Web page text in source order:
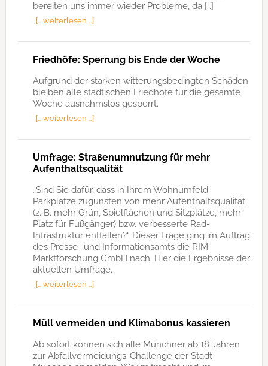
bereiten uns immer wieder Probleme, da […]
[… weiterlesen …]
Friedhöfe: Sperrung bis Ende der Woche
Aufgrund der starken witterungsbedingten Schäden
bleiben alle städtischen Friedhöfe für die gesamte
Woche ausnahmslos gesperrt.
[… weiterlesen …]
Umfrage: Straßenumnutzung für mehr
Aufenthaltsqualität
„Sind Sie dafür, dass in Ihrem Wohnumfeld
Parkplätze zugunsten von mehr Aufenthaltsqualität
(z. B. mehr Grün, Spielflächen und Sitzplätze, mehr
Platz für Fußgänger) bzw. verbesserte Rad-
Infrastruktur entfallen?“ Dieser Frage ging im Auftrag
des Presse- und Informationsamts die RIM
Marktforschung GmbH nach. Hier die Ergebnisse der
aktuellen Umfrage.
[… weiterlesen …]
Müll vermeiden und Klimabonus kassieren
Ab sofort können sich alle Münchner ab 18 Jahren
zur Abfallvermeidungs-Challenge der Stadt